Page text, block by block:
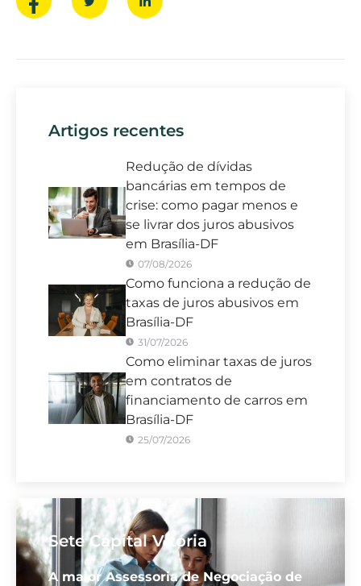
Artigos recentes
Redução de dívidas
bancárias em tempos de
crise: como pagar menos e
se livrar dos juros abusivos
em Brasília-DF
07/08/2026
Como funciona a redução de
taxas de juros abusivos em
Brasília-DF
31/07/2026
Como eliminar taxas de juros
em contratos de
financiamento de carros em
Brasília-DF
25/07/2026
Sete Capital Vitória
A maior Assessoria de Negociação de